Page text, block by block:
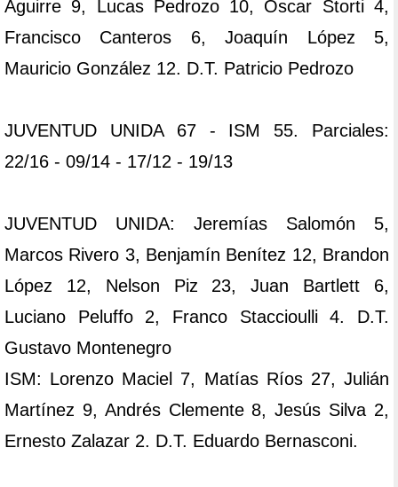
Aguirre 9, Lucas Pedrozo 10, Oscar Storti 4,
Francisco Canteros 6, Joaquín López 5,
Mauricio González 12. D.T. Patricio Pedrozo
JUVENTUD UNIDA 67 - ISM 55. Parciales:
22/16 - 09/14 - 17/12 - 19/13
JUVENTUD UNIDA: Jeremías Salomón 5,
Marcos Rivero 3, Benjamín Benítez 12, Brandon
López 12, Nelson Piz 23, Juan Bartlett 6,
Luciano Peluffo 2, Franco Staccioulli 4. D.T.
Gustavo Montenegro
ISM: Lorenzo Maciel 7, Matías Ríos 27, Julián
Martínez 9, Andrés Clemente 8, Jesús Silva 2,
Ernesto Zalazar 2. D.T. Eduardo Bernasconi.